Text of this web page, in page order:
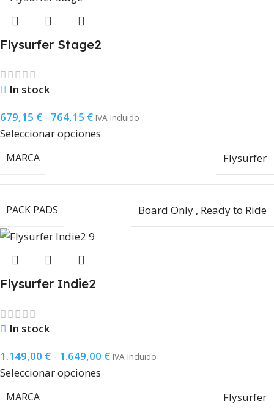
Flysurfer Stage2
In stock
679,15 € - 764,15 € IVA Incluido
Seleccionar opciones
MARCA Flysurfer
PACK PADS Board Only , Ready to Ride
Flysurfer Indie2
In stock
1.149,00 € - 1.649,00 € IVA Incluido
Seleccionar opciones
MARCA Flysurfer